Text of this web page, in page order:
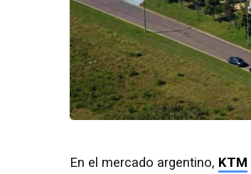
En el mercado argentino, KTM